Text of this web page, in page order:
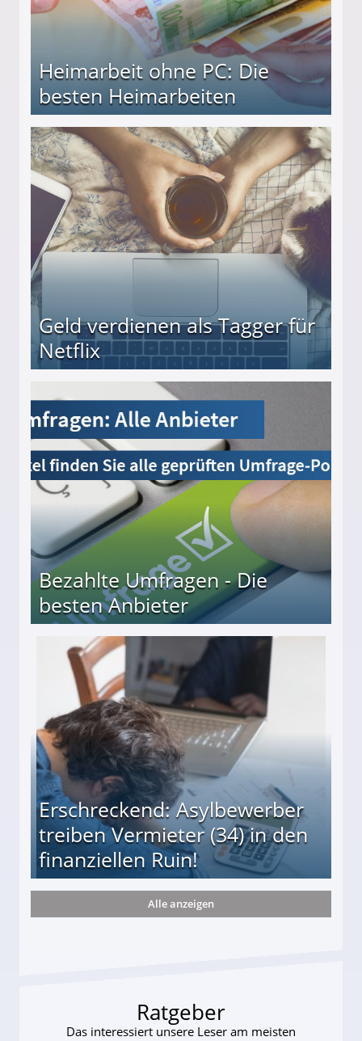
Heimarbeit ohne PC: Die
besten Heimarbeiten
Geld verdienen als Tagger für
Netflix
Bezahlte Umfragen - Die
besten Anbieter
Erschreckend: Asylbewerber
treiben Vermieter (34) in den
finanziellen Ruin!
(34) in den finanziellen Ruin!
Alle anzeigen
Ratgeber
Das interessiert unsere Leser am meisten